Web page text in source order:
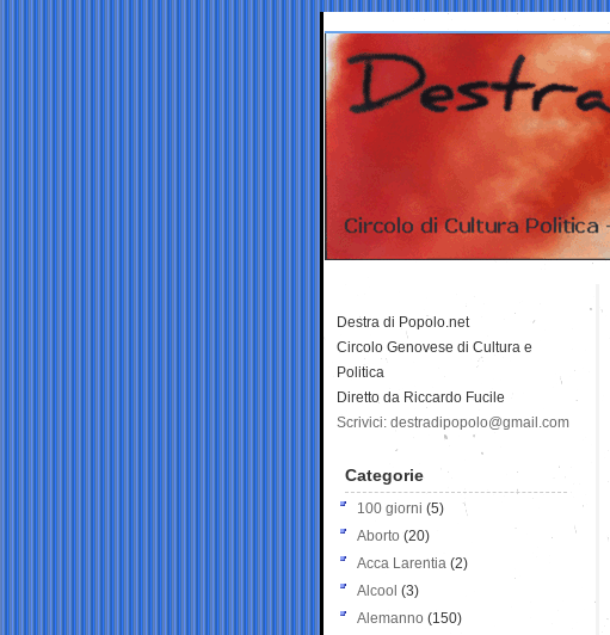
Destra di Popolo.net
Circolo Genovese di Cultura e
Politica
Diretto da Riccardo Fucile
Scrivici: destradipopolo@gmail.com
Categorie
100 giorni (5)
Aborto (20)
Acca Larentia (2)
Alcool (3)
Alemanno (150)